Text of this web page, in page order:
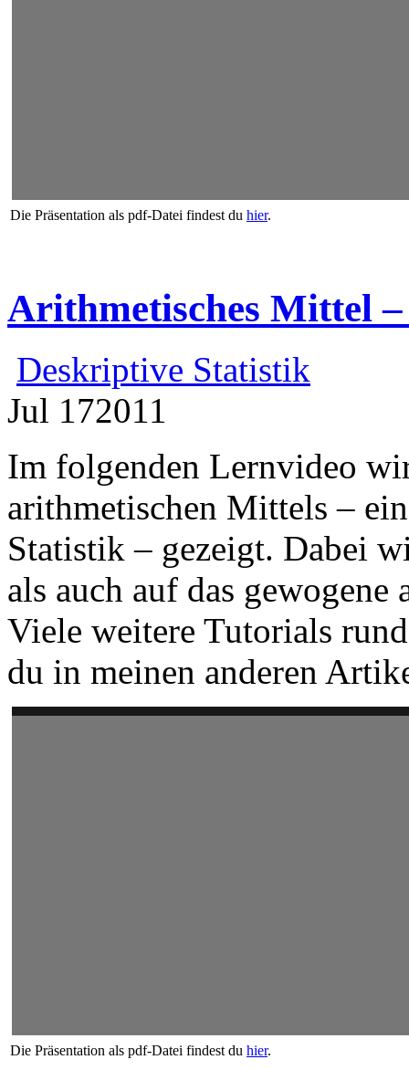
Die Präsentation als pdf-Datei findest du hier.
Arithmetisches Mittel –
Deskriptive Statistik
Jul 172011
Im folgenden Lernvideo
arithmetischen Mittels –
Statistik – gezeigt. Dabei
als auch auf das
Viele weitere Tutorials
du in meinen anderen
Die Präsentation als pdf-Datei findest du hier.